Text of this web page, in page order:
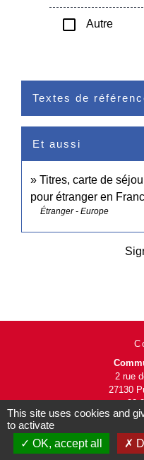
check_box_outline_blank Autre
Textes de
Et aussi
Titres, carte de
pour étranger en
Étranger - Europe
2 rue
27130
+33
This site uses cookies and
to activate
OK, accept all